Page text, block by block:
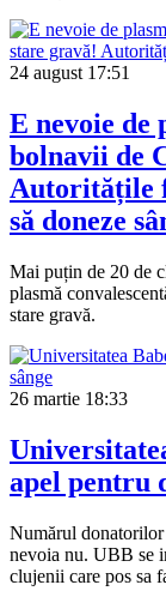
24 august 17:51
E nevoie de
bolnavii de
Autoritățile
să doneze
Mai puțin de 20 de
plasmă
stare gravă.
26 martie 18:33
apel pentru
Numărul donatorilor
nevoia nu. UBB se
clujenii care pos sa